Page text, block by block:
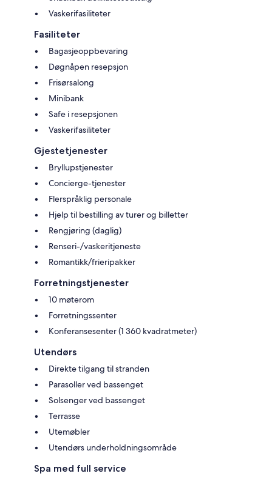
Vaskerifasiliteter
Fasiliteter
Bagasjeoppbevaring
Døgnåpen resepsjon
Frisørsalong
Minibank
Safe i resepsjonen
Vaskerifasiliteter
Gjestetjenester
Bryllupstjenester
Concierge-tjenester
Flerspråklig personale
Hjelp til bestilling av turer og billetter
Rengjøring (daglig)
Renseri-/vaskeritjeneste
Romantikk/frieripakker
Forretningstjenester
10 møterom
Forretningssenter
Konferansesenter (1 360 kvadratmeter)
Utendørs
Direkte tilgang til stranden
Parasoller ved bassenget
Solsenger ved bassenget
Terrasse
Utemøbler
Utendørs underholdningsområde
Spa med full service